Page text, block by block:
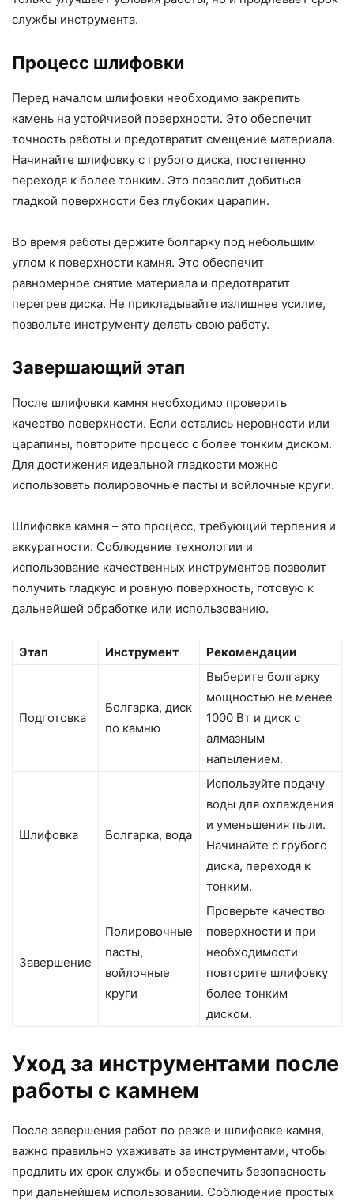
службы инструмента.
Процесс шлифовки
Перед началом шлифовки необходимо закрепить
камень на устойчивой поверхности. Это обеспечит
точность работы и предотвратит смещение материала.
Начинайте шлифовку с грубого диска, постепенно
переходя к более тонким. Это позволит добиться
гладкой поверхности без глубоких царапин.
Во время работы держите болгарку под небольшим
углом к поверхности камня. Это обеспечит
равномерное снятие материала и предотвратит
перегрев диска. Не прикладывайте излишнее усилие,
позвольте инструменту делать свою работу.
Завершающий этап
После шлифовки камня необходимо проверить
качество поверхности. Если остались неровности или
царапины, повторите процесс с более тонким диском.
Для достижения идеальной гладкости можно
использовать полировочные пасты и войлочные круги.
Шлифовка камня – это процесс, требующий терпения и
аккуратности. Соблюдение технологии и
использование качественных инструментов позволит
получить гладкую и ровную поверхность, готовую к
дальнейшей обработке или использованию.
Этап Инструмент Рекомендации
Подготовка
Болгарка, диск
по камню
Выберите болгарку
мощностью не менее
1000 Вт и диск с
алмазным
напылением.
Шлифовка Болгарка, вода
Используйте подачу
воды для охлаждения
и уменьшения пыли.
Начинайте с грубого
диска, переходя к
тонким.
Завершение
Полировочные
пасты,
войлочные
круги
Проверьте качество
поверхности и при
необходимости
повторите шлифовку
более тонким
диском.
Уход за инструментами после
работы с камнем
После завершения работ по резке и шлифовке камня,
важно правильно ухаживать за инструментами, чтобы
продлить их срок службы и обеспечить безопасность
при дальнейшем использовании. Соблюдение простых